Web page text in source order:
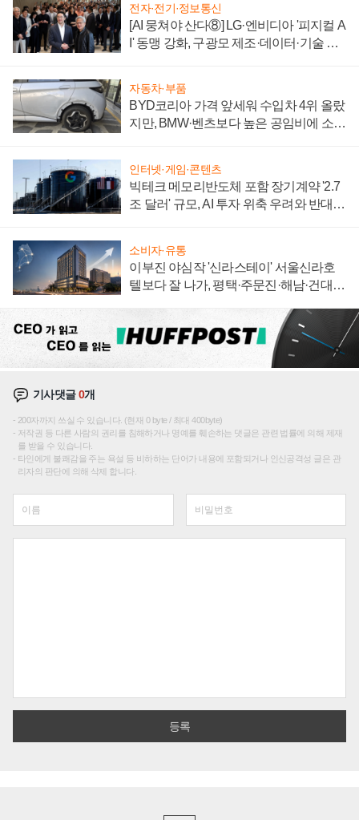
전자·전기·정보통신
[AI 뭉쳐야 산다⑧] LG·엔비디아 '피지컬 A
I' 동맹 강화, 구광모 제조·데이터·기술 결
자동차·부품
BYD코리아 가격 앞세워 수입차 4위 올랐
지만, BMW·벤츠보다 높은 공임비에 소비
인터넷·게임·콘텐츠
빅테크 메모리반도체 포함 장기계약 '2.7
조 달러' 규모, AI 투자 위축 우려와 반대
소비자·유통
이부진 야심작 '신라스테이' 서울신라호
텔보다 잘 나가, 평택·주문진·해남·건대로
기사댓글0개
200자까지 쓰실 수 있습니다. (현재 0 byte / 최대 400byte)
저작권 등 다른 사람의 권리를 침해하거나 명예를 훼손하는 댓글은 관련 법률에 의해 제재
를 받을 수 있습니다.
타인에게 불쾌감을 주는 욕설 등 비하하는 단어가 내용에 포함되거나 인신공격성 글은 관
리자의 판단에 의해 삭제 합니다.